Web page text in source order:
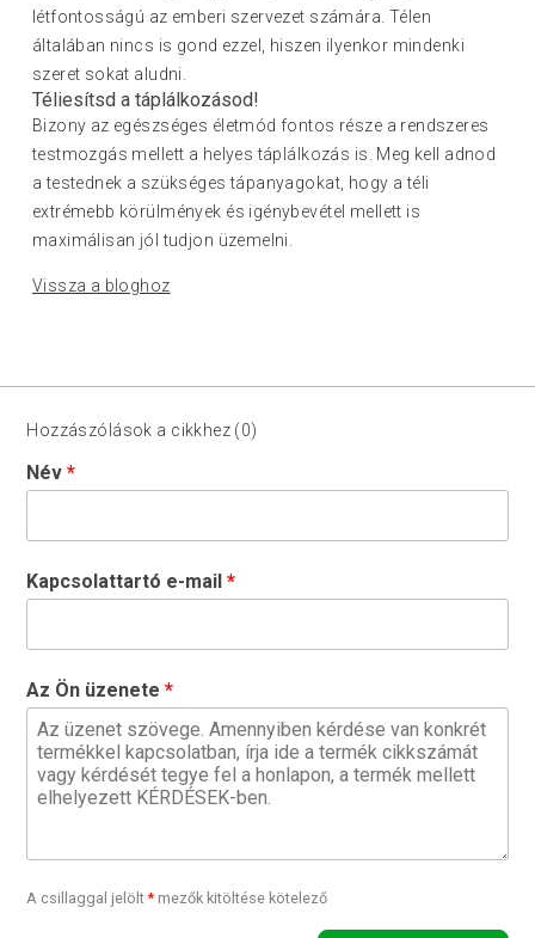
létfontosságú az emberi szervezet számára. Télen
általában nincs is gond ezzel, hiszen ilyenkor mindenki
szeret sokat aludni.
Téliesítsd a táplálkozásod!
Bizony az egészséges életmód fontos része a rendszeres
testmozgás mellett a helyes táplálkozás is. Meg kell adnod
a testednek a szükséges tápanyagokat, hogy a téli
extrémebb körülmények és igénybevétel mellett is
maximálisan jól tudjon üzemelni.
Vissza a bloghoz
Hozzászólások a cikkhez (0)
Név
Kapcsolattartó e-mail
Az Ön üzenete
A csillaggal jelölt* mezők kitöltése kötelező